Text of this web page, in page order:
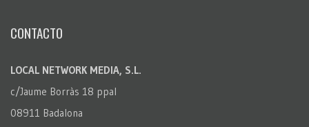
CONTACTO
LOCAL NETWORK MEDIA, S.L.
c/Jaume Borràs 18 ppal
08911 Badalona